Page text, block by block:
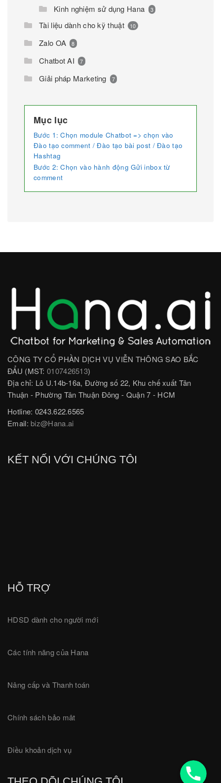
Kinh nghiệm sử dụng Hana 3
Tài liệu dành cho kỹ thuật 10
Zalo OA 8
Chatbot AI 7
Giải pháp Marketing 7
Mục lục
Bước 1: Chọn module Chatbot => chọn vào
Đào tạo comment / Đào tạo bài post / Đào tạo
Hashtag
Bước 2: Chọn vào hành động Gửi inbox từ
comment
CÔNG TY CỔ PHẦN DỊCH VỤ VIỄN THÔNG SAO BẮC
ĐẨU (MST:0107426513)
Địa chỉ: Lô U.14b-16a, Đường số 22, Khu chế xuất Tân
Thuận - Phường Tân Thuận Đông - Quận 7 - HCM
Hotline: 0243.622.6565
Email:biz@Hana.ai
KẾT NỐI VỚI CHÚNG TÔI
HỖ TRỢ
HDSD dành cho người mới
Các tính năng của Hana
Nâng cấp và Thanh toán
Chính sách bảo mât
Điều khoản dịch vụ
18001780